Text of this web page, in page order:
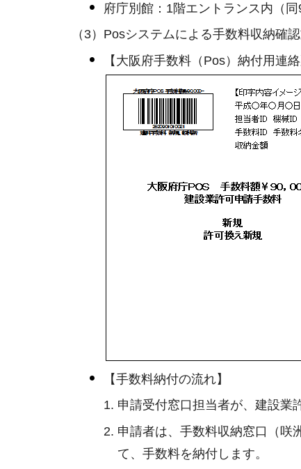
府庁別館：1階エントランス内（
（3）Posシステムによる手数料収納確
【大阪府手数料（Pos）納付用連
【手数料納付の流れ】
申請受付窓口担当者が、建設業
申請者は、手数料収納窓口（咲
て、手数料を納付します。